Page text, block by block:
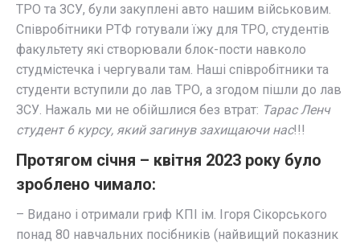
ТРО та ЗСУ, були закуплені авто нашим військовим.
Співробітники РТФ готували їжу для ТРО, студентів
факультету які створювали блок-пости навколо
студмістечка і чергували там. Наші співробітники та
студенти вступили до лав ТРО, а згодом пішли до лав
ЗСУ. Нажаль ми не обійшлися без втрат: Тарас Ленч
студент 6 курсу, який загинув захищаючи нас!!!
Протягом січня – квітня 2023 року було
зроблено чимало:
– Видано і отримали гриф КПІ ім. Ігоря Сікорського
понад 80 навчальних посібників (найвищий показник